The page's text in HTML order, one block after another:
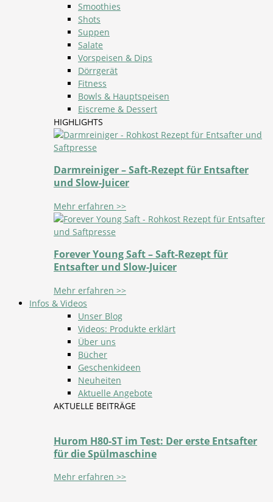
Smoothies
Shots
Suppen
Salate
Vorspeisen & Dips
Dörrgerät
Fitness
Bowls & Hauptspeisen
Eiscreme & Dessert
HIGHLIGHTS
Darmreiniger – Saft-Rezept für Entsafter
und Slow-Juicer
Mehr erfahren >>
Forever Young Saft – Saft-Rezept für
Entsafter und Slow-Juicer
Mehr erfahren >>
Infos & Videos
Unser Blog
Videos: Produkte erklärt
Über uns
Bücher
Geschenkideen
Neuheiten
Aktuelle Angebote
AKTUELLE BEITRÄGE
Hurom H80-ST im Test: Der erste Entsafter
für die Spülmaschine
Mehr erfahren >>